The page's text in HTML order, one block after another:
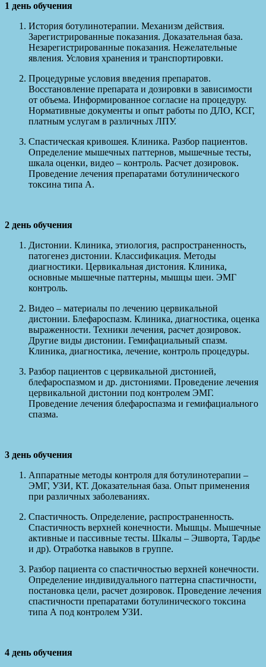
1 день обучения
История ботулинотерапии. Механизм действия.
Зарегистрированные показания. Доказательная база.
Незарегистрированные показания. Нежелательные
явления. Условия хранения и транспортировки.
Процедурные условия введения препаратов.
Восстановление препарата и дозировки в зависимости
от объема. Информированное согласие на процедуру.
Нормативные документы и опыт работы по ДЛО, КСГ,
платным услугам в различных ЛПУ.
Спастическая кривошея. Клиника. Разбор пациентов.
Определение мышечных паттернов, мышечные тесты,
шкала оценки, видео – контроль. Расчет дозировок.
Проведение лечения препаратами ботулинического
токсина типа А.
2 день обучения
Дистонии. Клиника, этиология, распространенность,
патогенез дистонии. Классификация. Методы
диагностики. Цервикальная дистония. Клиника,
основные мышечные паттерны, мышцы шеи. ЭМГ
контроль.
Видео – материалы по лечению цервикальной
дистонии. Блефароспазм. Клиника, диагностика, оценка
выраженности. Техники лечения, расчет дозировок.
Другие виды дистонии. Гемифациальный спазм.
Клиника, диагностика, лечение, контроль процедуры.
Разбор пациентов с цервикальной дистонией,
блефароспазмом и др. дистониями. Проведение лечения
цервикальной дистонии под контролем ЭМГ.
Проведение лечения блефароспазма и гемифациального
спазма.
3 день обучения
Аппаратные методы контроля для ботулинотерапии –
ЭМГ, УЗИ, КТ. Доказательная база. Опыт применения
при различных заболеваниях.
Спастичность. Определение, распространенность.
Спастичность верхней конечности. Мышцы. Мышечные
активные и пассивные тесты. Шкалы – Эшворта, Тардье
и др). Отработка навыков в группе.
Разбор пациента со спастичностью верхней конечности.
Определение индивидуального паттерна спастичности,
постановка цели, расчет дозировок. Проведение лечения
спастичности препаратами ботулинического токсина
типа А под контролем УЗИ.
4 день обучения